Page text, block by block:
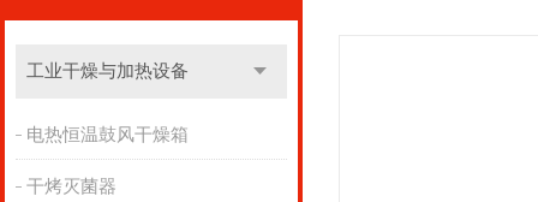
工业干燥与加热设备
电热恒温鼓风干燥箱
干烤灭菌器